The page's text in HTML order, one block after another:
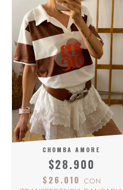
CHOMBA AMORE
$28.900
$26.010
CON